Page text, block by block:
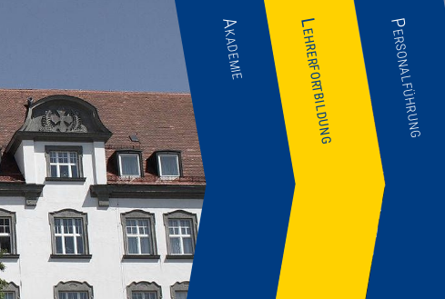
Akademie Lehrerfortbildung Personalführung